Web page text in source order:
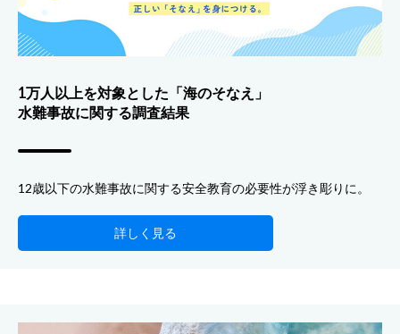
1万人以上を対象とした「海のそなえ」
水難事故に関する調査結果
12歳以下の水難事故に関する安全教育の必要性が浮き彫りに。
詳しく見る